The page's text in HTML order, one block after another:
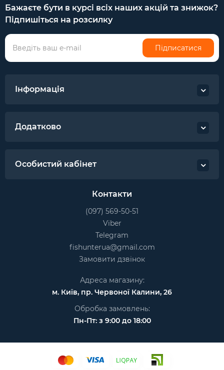
Бажаєте бути в курсі всіх наших акцій та знижок?
Підпишіться на розсилку
Підписатися
Інформація
Додатково
Особистий кабінет
Контакти
(097) 569-50-51
Viber
Telegram
fishunterua@gmail.com
Замовити дзвінок
Адреса магазину:
м. Київ, пр. Червоної Калини, 26
Обробка замовлень:
Пн-Пт: з 9:00 до 18:00